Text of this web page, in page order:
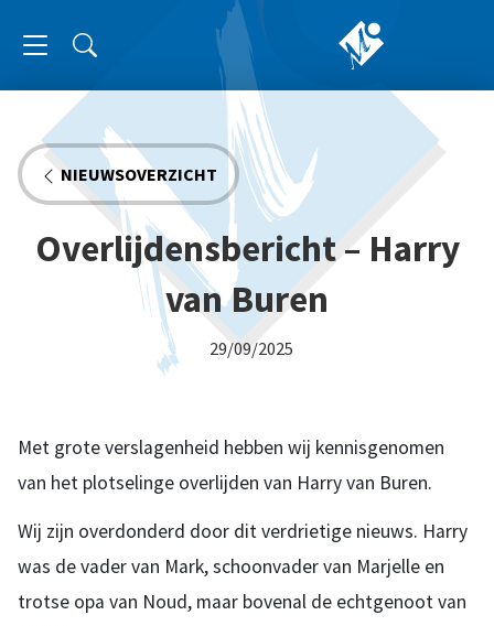
NIEUWSOVERZICHT
Overlijdensbericht – Harry
van Buren
29/09/2025
Met grote verslagenheid hebben wij kennisgenomen
van het plotselinge overlijden van Harry van Buren.
Wij zijn overdonderd door dit verdrietige nieuws. Harry
was de vader van Mark, schoonvader van Marjelle en
trotse opa van Noud, maar bovenal de echtgenoot van